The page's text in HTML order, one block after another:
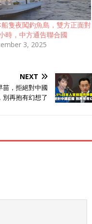
船隻夜闖釣魚島，雙方正面對
時，中方通告聯合國
3, 2025
NEXT
苗，拒絕對中國
別再抱有幻想了